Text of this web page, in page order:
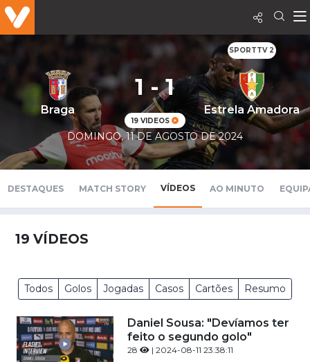
SPORTTV 2
Braga
1 - 1
19 VIDEOS
Estrela Amadora
DOMINGO, 11 DE AGOSTO DE 2024
DESTAQUES MATCH STORY VÍDEOS AO MINUTO
19 VÍDEOS
Todos Golos Jogadas Casos Cartões Resumo
Daniel Sousa: "Devíamos ter
feito o segundo golo"
28 | 2024-08-11 23:38:11